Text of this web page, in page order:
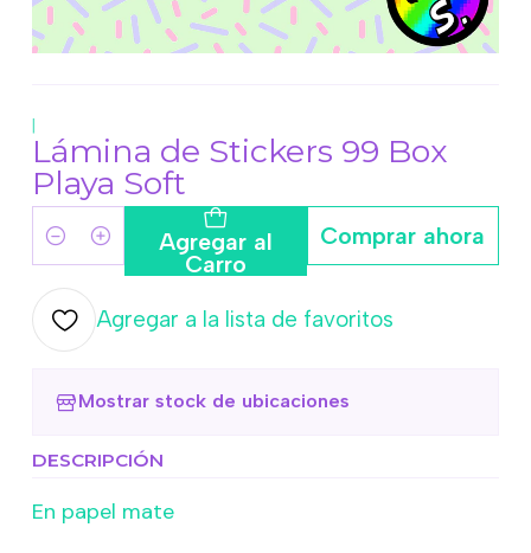
|
Lámina de Stickers 99 Box
Playa Soft
Cantidad Agregar al
Carro
Comprar ahora
Agregar a la lista de favoritos
Mostrar stock de ubicaciones
DESCRIPCIÓN
En papel mate